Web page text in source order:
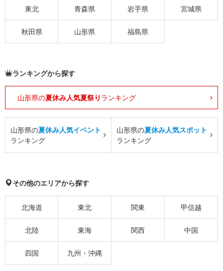
東北 青森県 岩手県 宮城県
秋田県 山形県 福島県
ランキングから探す
山形県の夏休み人気夏祭り ランキング
山形県の夏休み人気イベント
ランキング
山形県の夏休み人気スポット
ランキング
その他のエリアから探す
北海道 東北 関東 甲信越
北陸 東海 関西 中国
四国 九州・沖縄